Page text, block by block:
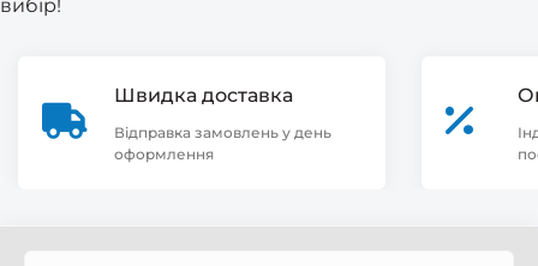
вибір!
Швидка доставка
Відправка замовлень у день
оформлення